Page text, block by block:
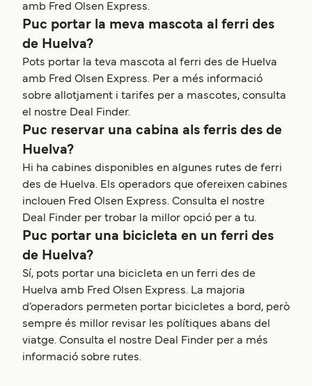
amb Fred Olsen Express.
Puc portar la meva mascota al ferri des
de Huelva?
Pots portar la teva mascota al ferri des de Huelva
amb Fred Olsen Express. Per a més informació
sobre allotjament i tarifes per a mascotes, consulta
el nostre Deal Finder.
Puc reservar una cabina als ferris des de
Huelva?
Hi ha cabines disponibles en algunes rutes de ferri
des de Huelva. Els operadors que ofereixen cabines
inclouen Fred Olsen Express. Consulta el nostre
Deal Finder per trobar la millor opció per a tu.
Puc portar una bicicleta en un ferri des
de Huelva?
Sí, pots portar una bicicleta en un ferri des de
Huelva amb Fred Olsen Express. La majoria
d’operadors permeten portar bicicletes a bord, però
sempre és millor revisar les polítiques abans del
viatge. Consulta el nostre Deal Finder per a més
informació sobre rutes.